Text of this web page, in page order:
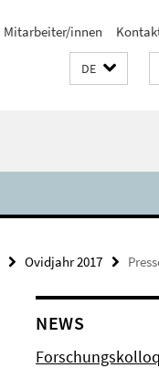
Mitarbeiter/innen
DE
Ovidjahr 2017
NEWS